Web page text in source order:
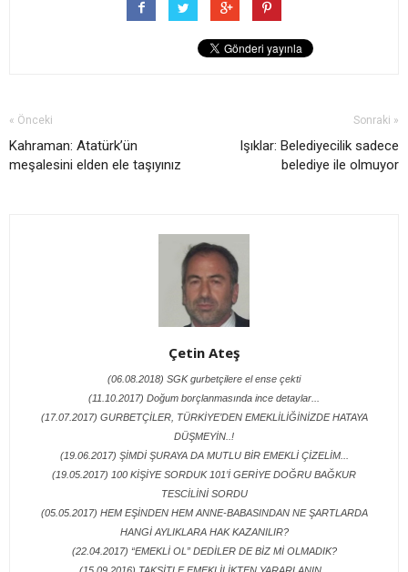
« Önceki
Kahraman: Atatürk’ün
meşalesini elden ele taşıyınız
Sonraki »
Işıklar: Belediyecilik sadece
belediye ile olmuyor
Çetin Ateş
(06.08.2018) SGK gurbetçilere el ense çekti
(11.10.2017) Doğum borçlanmasında ince detaylar...
(17.07.2017) GURBETÇİLER, TÜRKİYE’DEN EMEKLİLİĞİNİZDE HATAYA
DÜŞMEYİN..!
(19.06.2017) ŞİMDİ ŞURAYA DA MUTLU BİR EMEKLİ ÇİZELİM...
(19.05.2017) 100 KİŞİYE SORDUK 101’İ GERİYE DOĞRU BAĞKUR
TESCİLİNİ SORDU
(05.05.2017) HEM EŞİNDEN HEM ANNE-BABASINDAN NE ŞARTLARDA
HANGİ AYLIKLARA HAK KAZANILIR?
(22.04.2017) “EMEKLİ OL” DEDİLER DE BİZ Mİ OLMADIK?